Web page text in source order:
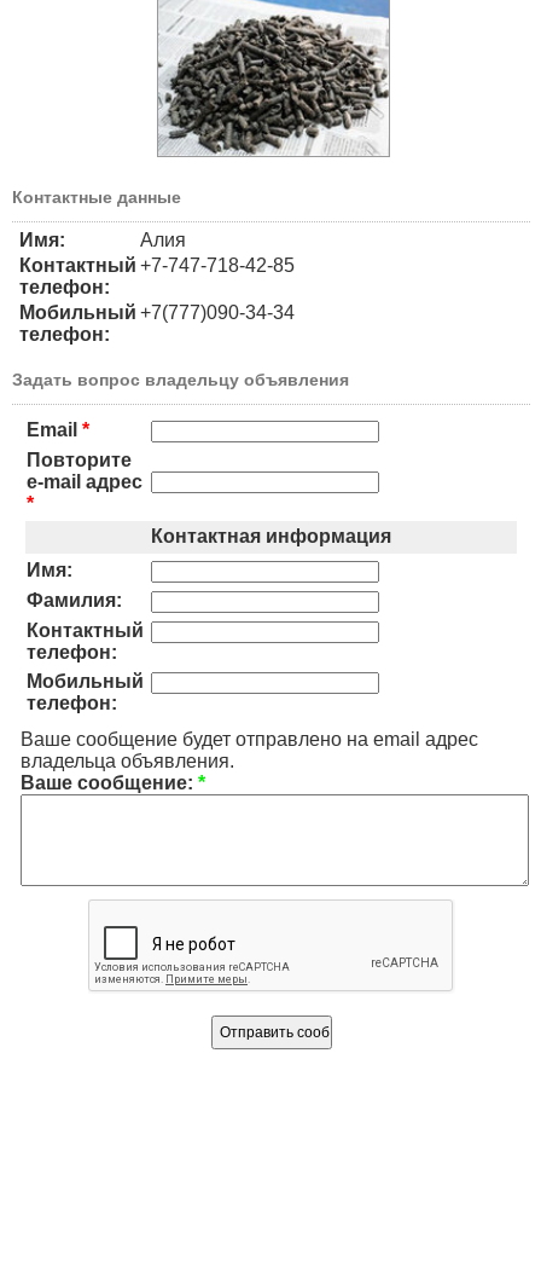
Контактные данные
Имя:
Алия
Контактный
телефон:
+7-747-718-42-85
Мобильный
телефон:
+7(777)090-34-34
Задать вопрос владельцу объявления
Email *
Повторите
e-mail адрес
*
Контактная информация
Имя:
Фамилия:
Контактный
телефон:
Мобильный
телефон:
Ваше сообщение будет отправлено на email адрес
владельца объявления.
Ваше сообщение: *